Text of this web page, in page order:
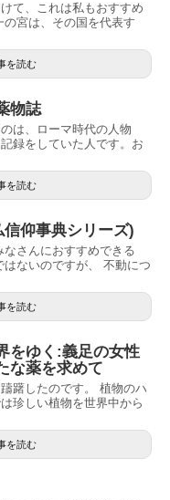
て、これは私もおすすめ
の宮は、その国を代表す
を読む
物誌
は、ローマ時代の人物
録をしていた人です。お
を読む
仰事典シリーズ)
さんにおすすめできる
ないのですが、 不動につ
を読む
をゆく:義足の女性
な薬を求めて
躇したのです。 植物のハ
珍しい植物を世界中から
を読む